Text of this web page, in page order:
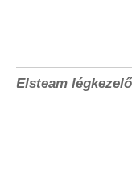
Elsteam